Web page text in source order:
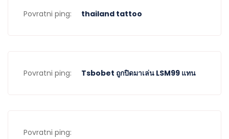
Povratni ping: thailand tattoo
Povratni ping: Tsbobet ถูกปิดมาเล่น LSM99 แทน
Povratni ping: